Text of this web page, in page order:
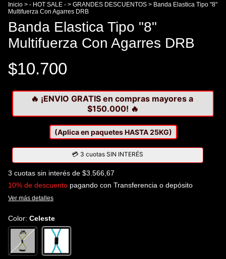
Inicio > - HOT SALE - > GRANDES DESCUENTOS > Banda Elastica Tipo "8"
Multifuerza Con Agarres DRB
Banda Elastica Tipo "8"
Multifuerza Con Agarres DRB
$10.700
🔥 ¡ENVIO GRATIS en compras mayores a
$150.000! 🔥
(Aplica en paquetes HASTA 25KG)
💳 3 cuotas SIN INTERÉS
3 cuotas sin interés de $3.566,67
10% de descuento pagando con Transferencia o depósito
Ver más detalles
Color: Celeste